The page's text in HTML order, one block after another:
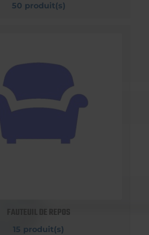
50 produit(s)
FAUTEUIL DE REPOS
15 produit(s)